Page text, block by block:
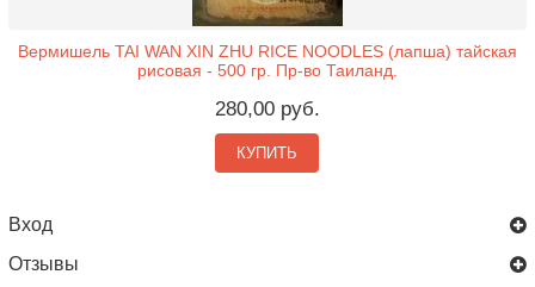
Вермишель TAI WAN XIN ZHU RICE NOODLES (лапша) тайская
рисовая - 500 гр. Пр-во Таиланд.
280,00 руб.
КУПИТЬ
Вход
Отзывы